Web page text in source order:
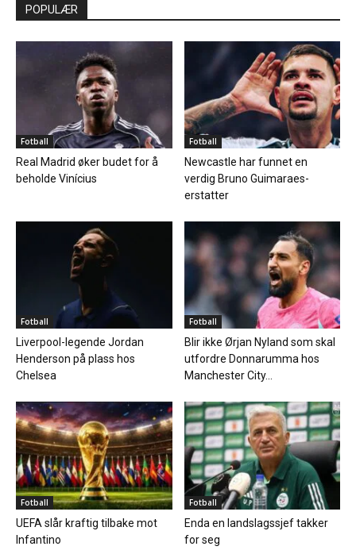
POPULÆR
Fotball
Real Madrid øker budet for å
beholde Vinícius
Fotball
Newcastle har funnet en
verdig Bruno Guimaraes-
erstatter
Fotball
Liverpool-legende Jordan
Henderson på plass hos
Chelsea
Fotball
Blir ikke Ørjan Nyland som skal
utfordre Donnarumma hos
Manchester City...
Fotball
UEFA slår kraftig tilbake mot
Infantino
Fotball
Enda en landslagssjef takker
for seg